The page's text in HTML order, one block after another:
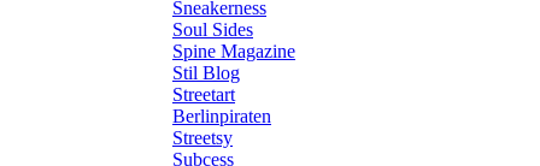
Sneakerness
Soul Sides
Spine Magazine
Stil Blog
Streetart
Berlinpiraten
Streetsy
Subcess